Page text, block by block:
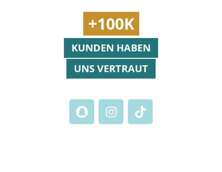
+100K
KUNDEN HABEN
UNS VERTRAUT